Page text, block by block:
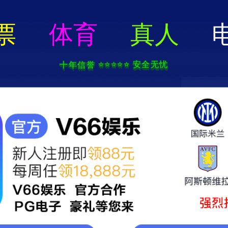
关于我们 服务项目 技术支持 轮毂电镀加工中心 新闻中心 联